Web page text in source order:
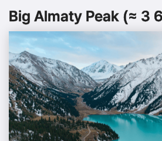
Big Almaty Peak (≈ 3